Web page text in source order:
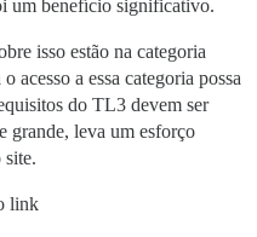
um benefício significativo.
isso estão na categoria
acesso a essa categoria possa
do TL3 devem ser
grande, leva um esforço
site.
link